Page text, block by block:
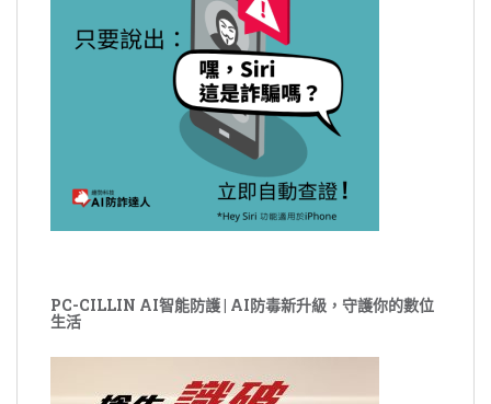
PC-CILLIN AI智能防護 | AI防毒新升級，守護你的數位
生活